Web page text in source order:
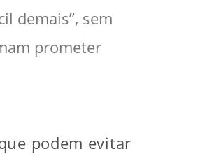
demais”, sem
prometer
podem evitar